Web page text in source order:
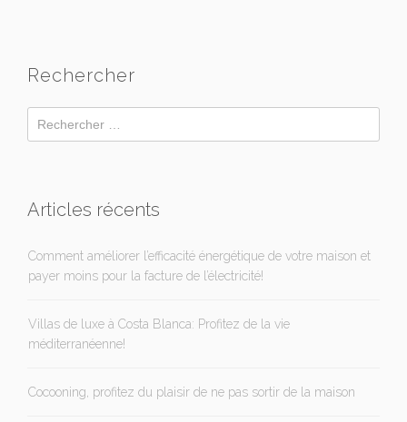
Rechercher
Articles récents
Comment améliorer l’efficacité énergétique de votre maison et
payer moins pour la facture de l’électricité!
Villas de luxe à Costa Blanca: Profitez de la vie
méditerranéenne!
Cocooning, profitez du plaisir de ne pas sortir de la maison